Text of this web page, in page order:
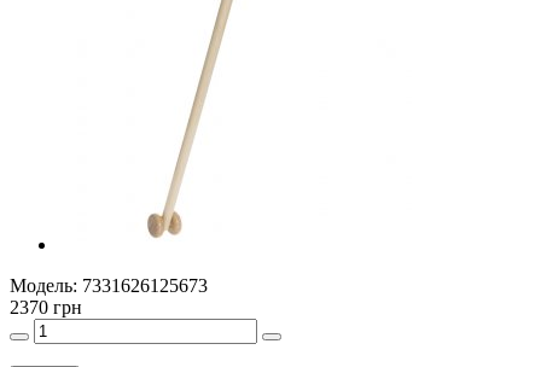
Модель: 7331626125673
2370 грн